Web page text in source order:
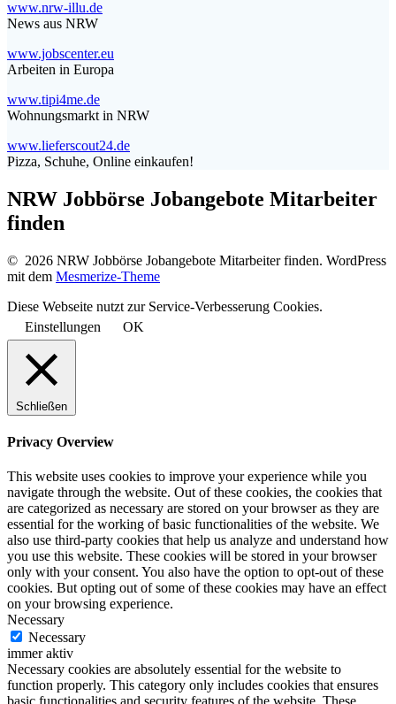
www.nrw-illu.de
News aus NRW
www.jobscenter.eu
Arbeiten in Europa
www.tipi4me.de
Wohnungsmarkt in NRW
www.lieferscout24.de
Pizza, Schuhe, Online einkaufen!
NRW Jobbörse Jobangebote Mitarbeiter
finden
© 2026 NRW Jobbörse Jobangebote Mitarbeiter finden. WordPress
mit dem Mesmerize-Theme
Diese Webseite nutzt zur Service-Verbesserung Cookies.
Einstellungen
OK
Schließen
Privacy Overview
This website uses cookies to improve your experience while you
navigate through the website. Out of these cookies, the cookies that
are categorized as necessary are stored on your browser as they are
essential for the working of basic functionalities of the website. We
also use third-party cookies that help us analyze and understand how
you use this website. These cookies will be stored in your browser
only with your consent. You also have the option to opt-out of these
cookies. But opting out of some of these cookies may have an effect
on your browsing experience.
Necessary
Necessary
immer aktiv
Necessary cookies are absolutely essential for the website to
function properly. This category only includes cookies that ensures